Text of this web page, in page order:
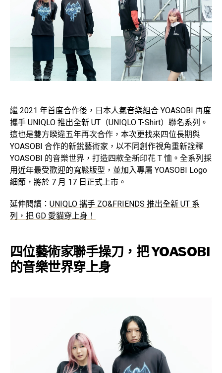
繼 2021 年首度合作後，日本人氣音樂組合 YOASOBI 再度
攜手 UNIQLO 推出全新 UT（UNIQLO T-Shirt）聯名系列。
這也是雙方睽違五年再次合作，本次更找來四位長期與
YOASOBI 合作的新銳藝術家，以不同創作視角重新詮釋
YOASOBI 的音樂世界，打造四款全新印花 T 恤。全系列採
用近年最受歡迎的寬鬆版型，並加入專屬 YOASOBI Logo
細節，將於 7 月 17 日正式上市。
延伸閱讀： UNIQLO 攜手 ZO&FRIENDS 推出全新 UT 系
列，把 GD 愛貓穿上身！
四位藝術家聯手操刀，把 YOASOBI
的音樂世界穿上身